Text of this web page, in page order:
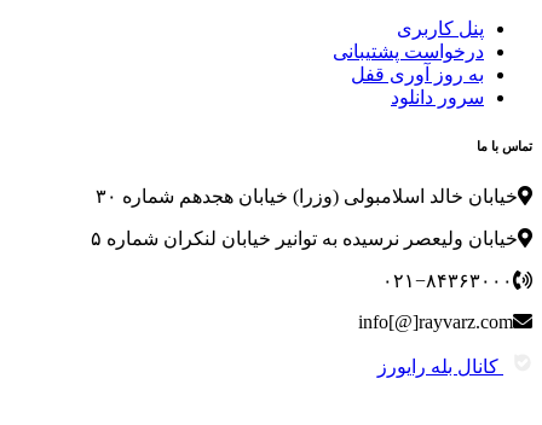
پنل کاربری
درخواست پشتیبانی
به روز آوری قفل
سرور دانلود
تماس با ما
خیابان خالد اسلامبولی (وزرا) خیابان هجدهم شماره ۳۰
خیابان ولیعصر نرسیده به توانیر خیابان لنکران شماره ۵
۰۲۱−۸۴۳۶۳۰۰۰
info[@]rayvarz.com
کانال بله رایورز